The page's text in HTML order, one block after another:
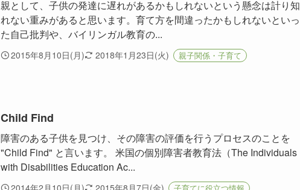
親として、子供の発達に遅れがあるかもしれないという懸念は計り知
れない重みがあると思います。育て方を間違ったかもしれないといっ
た自己批判や、バイリンガル教育の...
2015年8月10日(月) 2018年1月23日(火) 親子関係・子育て
Child Find
障害のある子供を見つけ、その障害の評価を行うプロセスのことを
"Child Find" と言います。 米国の個別障害者教育法（The Individuals
with Disabilities Education Ac...
子育てに役立つ情報